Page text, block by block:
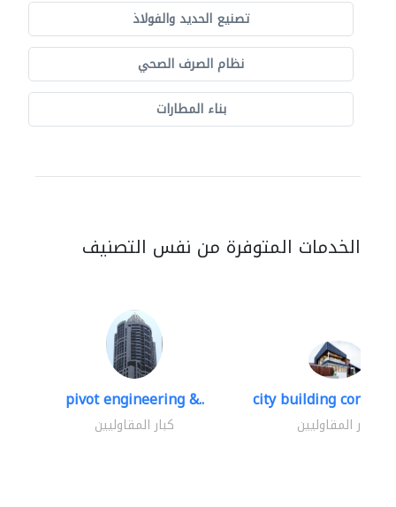
تصنيع الحديد والفولاذ
نظام الصرف الصحي
بناء المطارات
الخدمات المتوفرة من نفس التصنيف
pivot engineering &..
كبار المقاوليين
city building
كبار المقاوليين